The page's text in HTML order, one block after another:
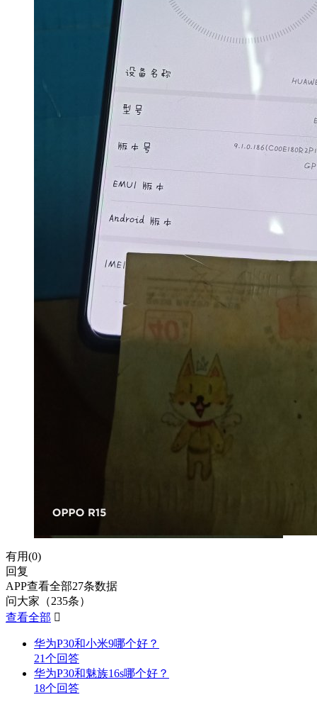
有用(0)
回复
APP查看全部27条数据
问大家（235条）
查看全部 
华为P30和小米9哪个好？
21个回答
华为P30和魅族16s哪个好？
18个回答